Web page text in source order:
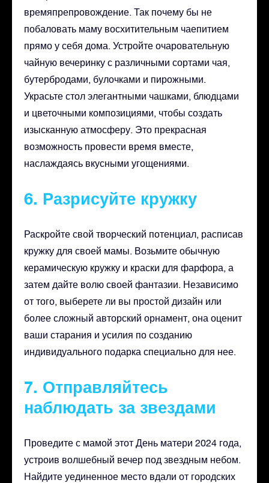
времяпрепровождение. Так почему бы не
побаловать маму восхитительным чаепитием
прямо у себя дома. Устройте очаровательную
чайную вечеринку с различными сортами чая,
бутербродами, булочками и пирожными.
Украсьте стол элегантными чашками, блюдцами
и цветочными композициями, чтобы создать
изысканную атмосферу. Это прекрасная
возможность провести время вместе,
наслаждаясь вкусными угощениями.
6. Разрисуйте кружку
Раскройте свой творческий потенциал, расписав
кружку для своей мамы. Возьмите обычную
керамическую кружку и краски для фарфора, а
затем дайте волю своей фантазии. Независимо
от того, выберете ли вы простой дизайн или
более сложный авторский орнамент, она оценит
ваши старания и усилия по созданию
индивидуального подарка специально для нее.
7. Отправляйтесь
наблюдать за звездами
Проведите с мамой этот День матери 2024 года,
устроив волшебный вечер под звездным небом.
Найдите уединенное место вдали от городских